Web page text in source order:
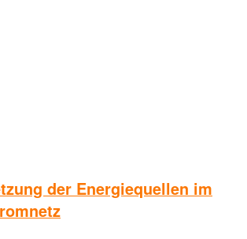
der Energiequellen im